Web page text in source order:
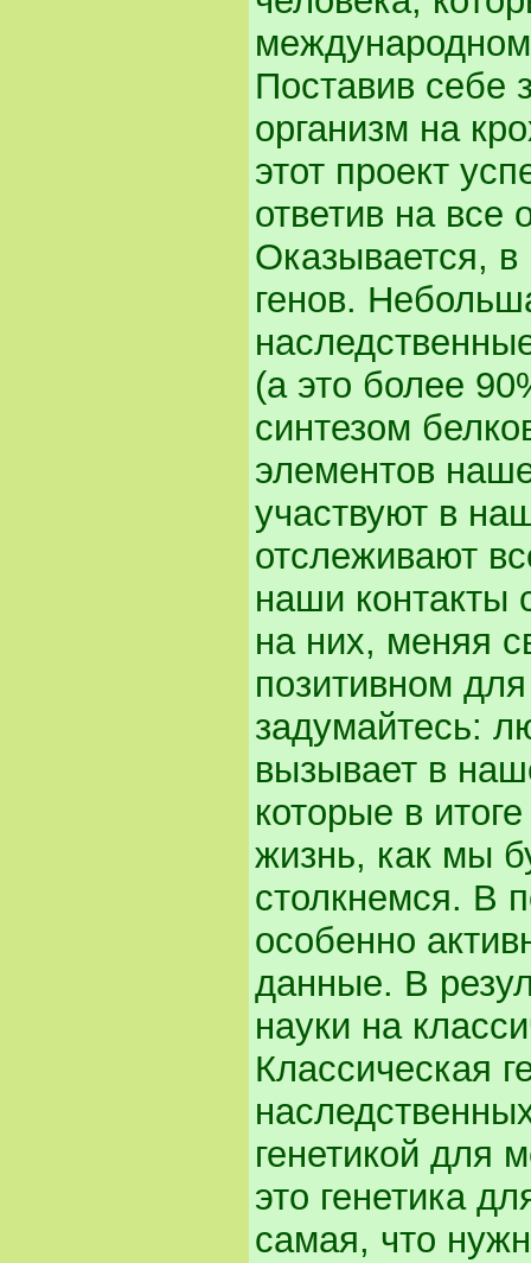
Поставив себе
организм на
этот проект
ответив на все
Оказывается,
генов.
(а это более
синтезом
элементов
участвуют в
отслеживают
наши контакты
на них, меняя
позитивном
задумайтесь:
вызывает в
которые в
жизнь, как мы
столкнемся. В
особенно
данные. В
науки на
Классическая
генетикой для
это генетика
самая, что